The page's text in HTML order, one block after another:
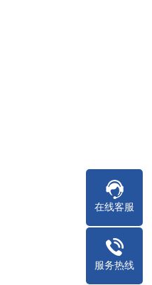
在线客服
服务热线